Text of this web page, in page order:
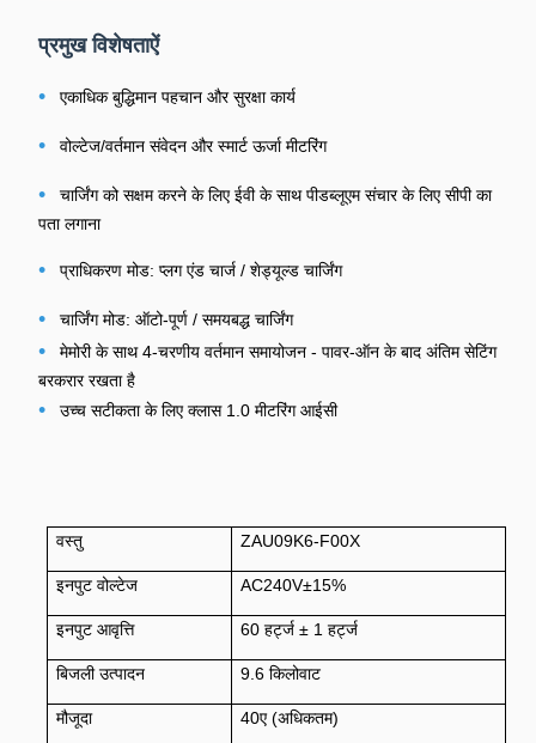
प्रमुख विशेषताऐं
• एकाधिक बुद्धिमान पहचान और सुरक्षा कार्य
• वोल्टेज/वर्तमान संवेदन और स्मार्ट ऊर्जा मीटरिंग
•
चार्जिंग को सक्षम करने के लिए ईवी के साथ पीडब्लूएम संचार के लिए सीपी का
पता लगाना
• प्राधिकरण मोड: प्लग एंड चार्ज / शेड्यूल्ड चार्जिंग
• चार्जिंग मोड: ऑटो-पूर्ण / समयबद्ध चार्जिंग
•
मेमोरी के साथ 4-चरणीय वर्तमान समायोजन - पावर-ऑन के बाद अंतिम सेटिंग
बरकरार रखता है
• उच्च सटीकता के लिए क्लास 1.0 मीटरिंग आईसी
वस्तु ZAU09K6-F00X
इनपुट वोल्टेज AC240V±15%
इनपुट आवृत्ति 60 हर्ट्ज ± 1 हर्ट्ज
बिजली उत्पादन 9.6 किलोवाट
मौजूदा 40ए (अधिकतम)